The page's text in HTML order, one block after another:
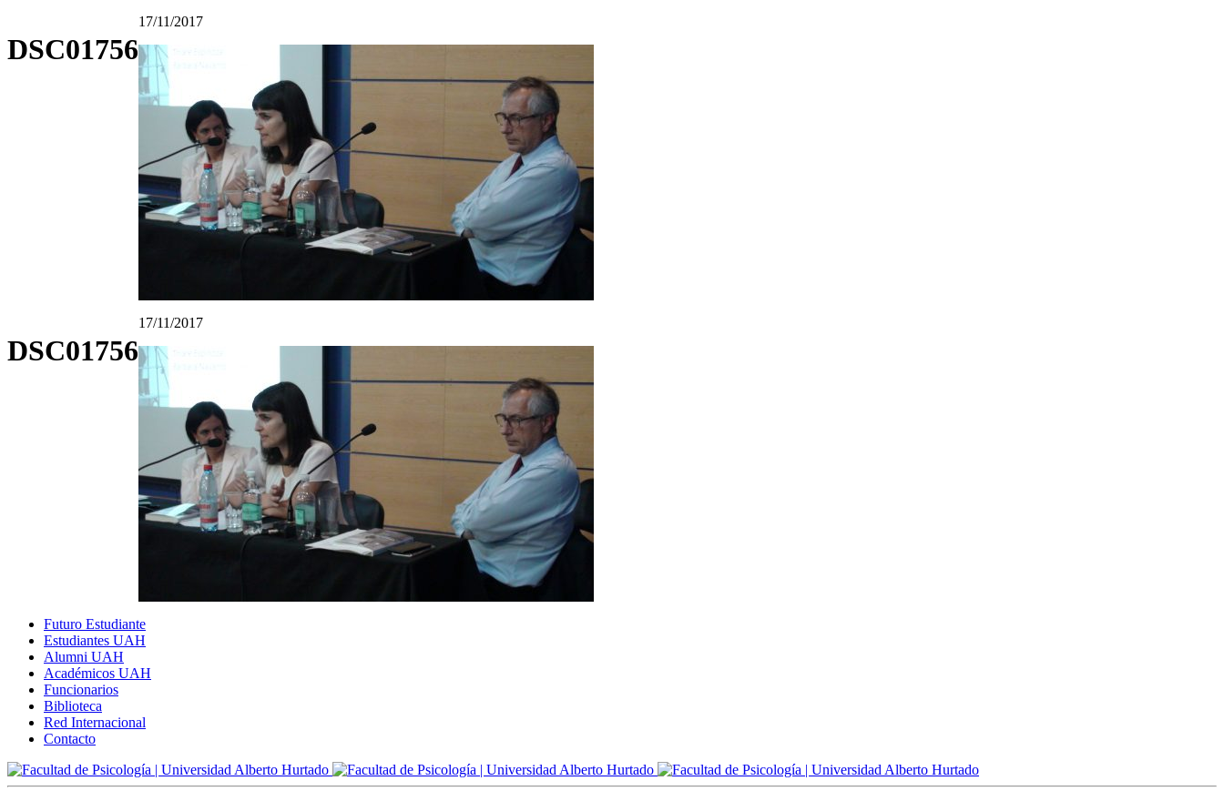
DSC01756
17/11/2017
DSC01756
17/11/2017
Futuro Estudiante
Estudiantes UAH
Alumni UAH
Académicos UAH
Funcionarios
Biblioteca
Red Internacional
Contacto